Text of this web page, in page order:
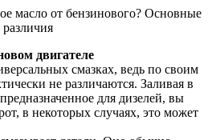
двигателе
смазках, ведь по своим
не различаются. Заливая в
для дизелей, вы
в некоторых случаях, это может